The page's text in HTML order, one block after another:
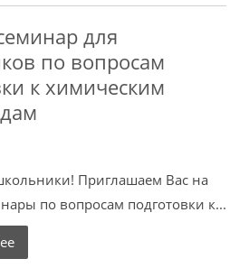
для
по вопросам
к химическим
Приглашаем Вас на
по вопросам подготовки к...